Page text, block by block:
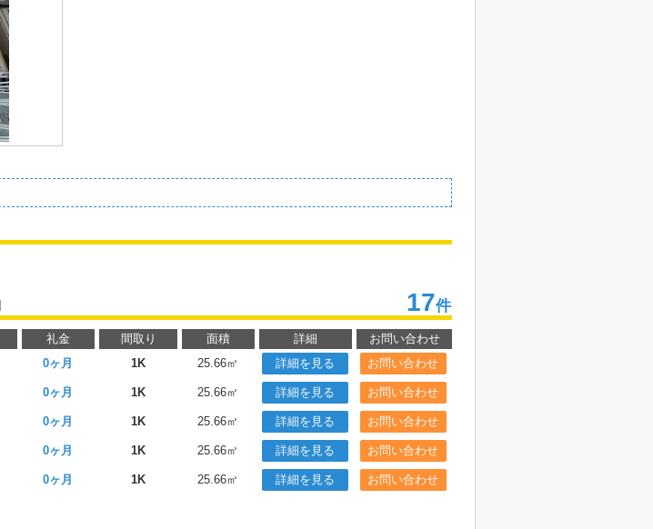
17件
礼金 間取り 面積 詳細
お問い合わせ
0ヶ月 1K 25.66㎡ 詳細を見る お問い合わせ
0ヶ月 1K 25.66㎡ 詳細を見る お問い合わせ
0ヶ月 1K 25.66㎡ 詳細を見る お問い合わせ
0ヶ月 1K 25.66㎡ 詳細を見る お問い合わせ
0ヶ月 1K 25.66㎡ 詳細を見る お問い合わせ